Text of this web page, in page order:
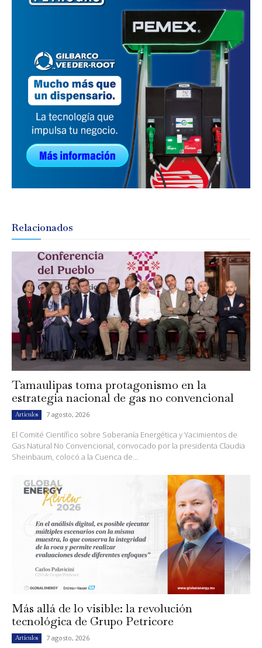
Relacionados
Tamaulipas toma protagonismo en la
estrategia nacional de gas no convencional
Artículos 7 agosto, 2026
El Comité Científico sobre Soberanía Energética y Yacimientos de
Gas Natural No Convencional, convocado por la presidenta Claudia
Sheinbaum, colocó a la Cuenca de...
Más allá de lo visible: la revolución
tecnológica de Grupo Petricore
Artículos 7 agosto, 2026